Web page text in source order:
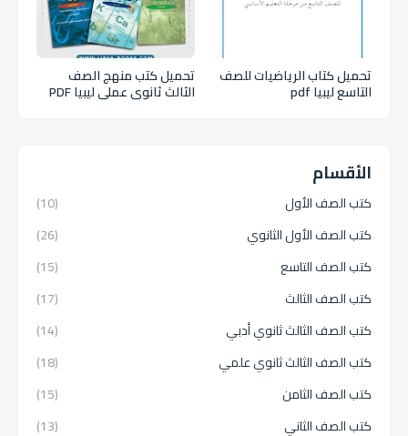
تحميل كتاب الرياضيات للصف
التاسع ليبيا pdf
تحميل كتب منهج الصف
الثالث ثانوي عملي ليبيا PDF
الأقسام
كتب الصف الأول
(10)
كتب الصف الأول الثانوي
(26)
كتب الصف التاسع
(15)
كتب الصف الثالث
(17)
كتب الصف الثالث ثانوي أدبي
(14)
كتب الصف الثالث ثانوي علمي
(18)
كتب الصف الثامن
(15)
كتب الصف الثاني
(13)